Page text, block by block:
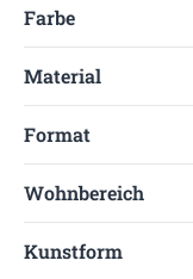
Farbe
Material
Format
Wohnbereich
Kunstform